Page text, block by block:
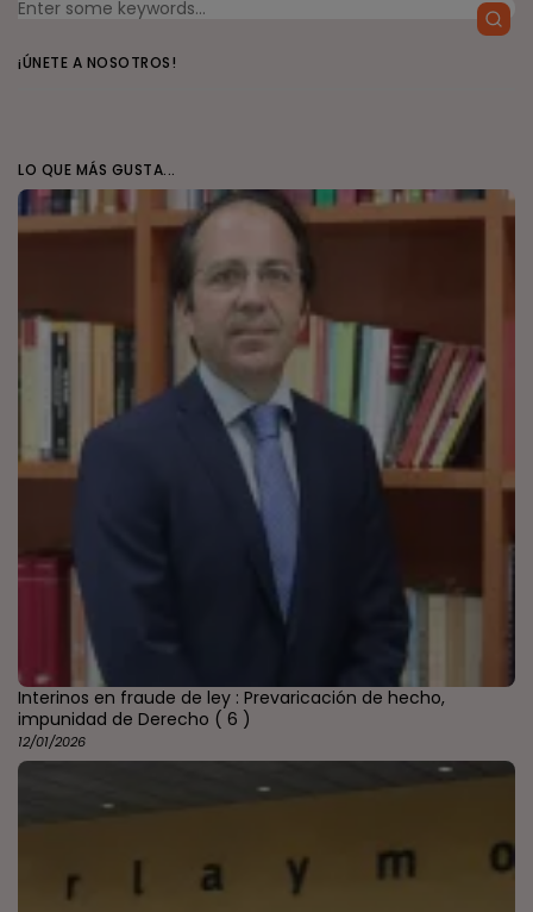
¡ÚNETE A NOSOTROS!
LO QUE MÁS GUSTA...
Interinos en fraude de ley : Prevaricación de hecho,
impunidad de Derecho ( 6 )
12/01/2026